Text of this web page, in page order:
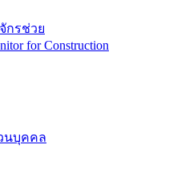
กรช่วย
for Construction
นบุคคล